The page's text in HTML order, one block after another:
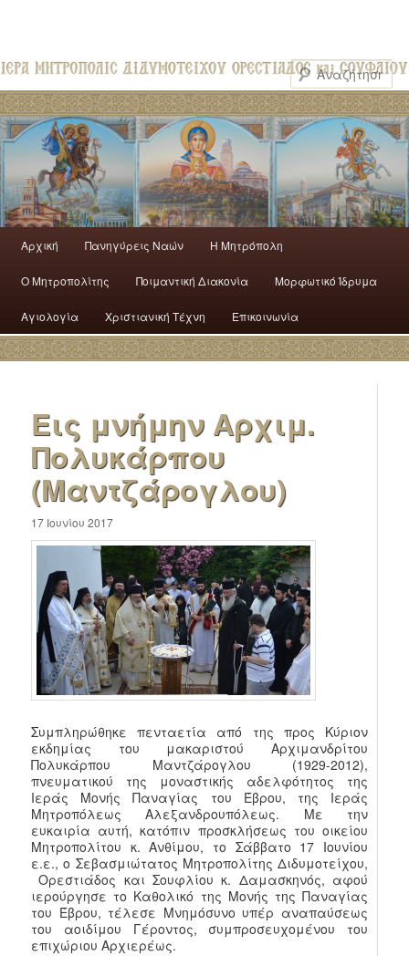
Αρχική Πανηγύρεις Ναών H Mητρόπολη
Ο Mητροπολίτης Ποιμαντική Διακονία Μορφωτικό Ίδρυμα
Αγιολογία Χριστιανική Τέχνη Επικοινωνία
Εις μνήμην Αρχιμ.
Πολυκάρπου
(Μαντζάρογλου)
17 Ιουνίου 2017
Συμπληρώθηκε πενταετία από της προς Κύριον
εκδημίας του μακαριστού Αρχιμανδρίτου
Πολυκάρπου Μαντζάρογλου (1929-2012),
πνευματικού της μοναστικής αδελφότητος της
Ιεράς Μονής Παναγίας του Έβρου, της Ιεράς
Μητροπόλεως Αλεξανδρουπόλεως. Με την
ευκαιρία αυτή, κατόπιν προσκλήσεως του οικείου
Μητροπολίτου κ. Ανθίμου, το Σάββατο 17 Ιουνίου
ε.ε., ο Σεβασμιώτατος Μητροπολίτης Διδυμοτείχου,
Ορεστιάδος και Σουφλίου κ. Δαμασκηνός, αφού
ιερούργησε το Καθολικό της Μονής της Παναγίας
του Έβρου, τέλεσε Μνημόσυνο υπέρ αναπαύσεως
του αοιδίμου Γέροντος, συμπροσευχομένου του
επιχώριου Αρχιερέως.